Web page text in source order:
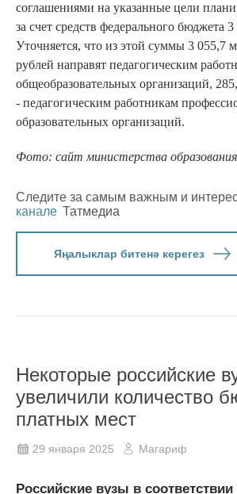
соглашениями на указанные цели
за счет средств федерального бюджета
Уточняется, что из этой суммы 3 055,7
рублей направят педагогическим
общеобразовательных организаций,
- педагогическим работникам
образовательных организаций.
Фото: сайт министерства
Следите за самым важным и
канале Татмедиа
Яңалыклар битенә керегез
Некоторые российские
увеличили количество
платных мест
29 января 2025 Магариф
Российские вузы в